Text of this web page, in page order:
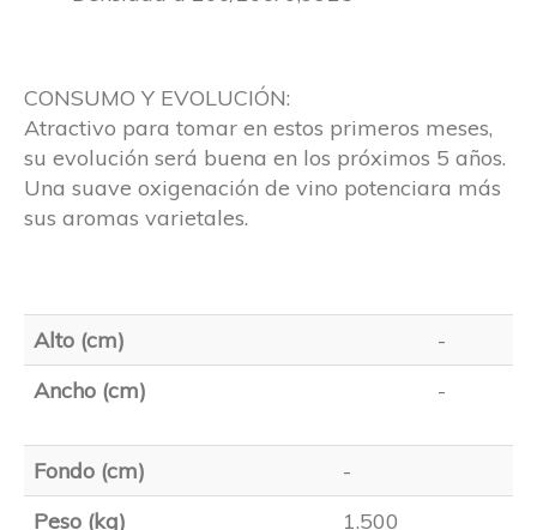
CONSUMO Y EVOLUCIÓN:
Atractivo para tomar en estos primeros meses,
su evolución será buena en los próximos 5 años.
Una suave oxigenación de vino potenciara más
sus aromas varietales.
Alto (cm)
-
Ancho (cm)
-
Fondo (cm)
-
Peso (kg)
1.500